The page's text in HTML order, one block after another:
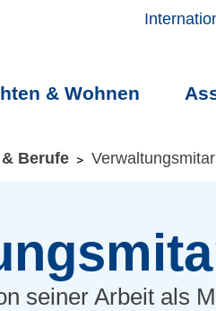
SUCHE SPRINGEN
& Wohnen
Berufe
seiner Arbeit als